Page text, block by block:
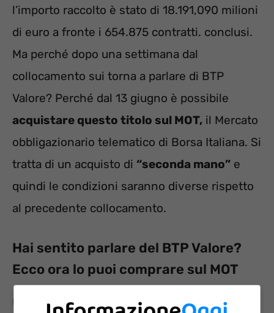
l’importo raccolto è stato di 18.191,090 milioni
di euro a fronte i 654.875 contratti. conclusi.
Ma perché dopo una settimana dal
collocamento sui torna a parlare di BTP
Valore? Perché dal 13 giugno è possibile
acquistare questo titolo sul MOT, il Mercato
obbligazionario telematico di Borsa Italiana. Si
tratta di un acquisto di “seconda mano” e
quindi le condizioni saranno diverse rispetto
al precedente collocamento.
Hai sentito parlare del BTP Valore?
Ecco ora lo puoi comprare sul MOT
Una volta effettuata la prima emissione e